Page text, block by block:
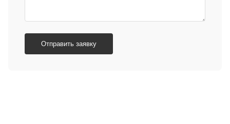
Отправить заявку